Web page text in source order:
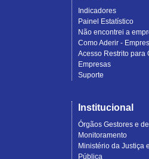
Indicadores
Painel Estatístico
Não encontrei a
Como Aderir -
Acesso Restrito para
Empresas
Suporte
Institucional
Órgãos Gestores e de
Monitoramento
Ministério da Justiça
Pública